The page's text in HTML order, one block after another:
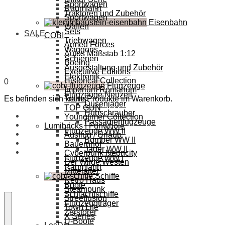
Sportwagen
Traktoren und Zubehör
Eisenbahn
Sets
Triebwagen
Waggons
Schienen
Ausgestaltung und Zubehör
Elektronik
Flugzeuge
Flugzeuge Neuzeit
Düsenjäger
Hubschrauber
Passagierflugzeuge
Flugzeuge WW II
Bomber WW II
Jäger WW II
Flugzeuge WW I
Raumfahrt
Schiffe
Boote
Schlachtschiffe
Flugzeugträger
Zerstörer
U-Boote
Raumfahrt
Sportwagen
Waffen
COBI
Armed Forces
Autos Maßstab 1:12
Boeing
Executive Editions
Historical Collection
Imperium Romanum
Trains
TOP GUN
Youngtimer Collection
Lumibricks | Funwhole
Ausflug / Urlaub
Bauernhof
Cyberpunk Neoncity
Der Wilde Westen
Mittelalter
Retro Haus
Steampunk
Streetfusion
Town Life
X Series
SALE
0
Es befinden sich keine Produkte im Warenkorb.